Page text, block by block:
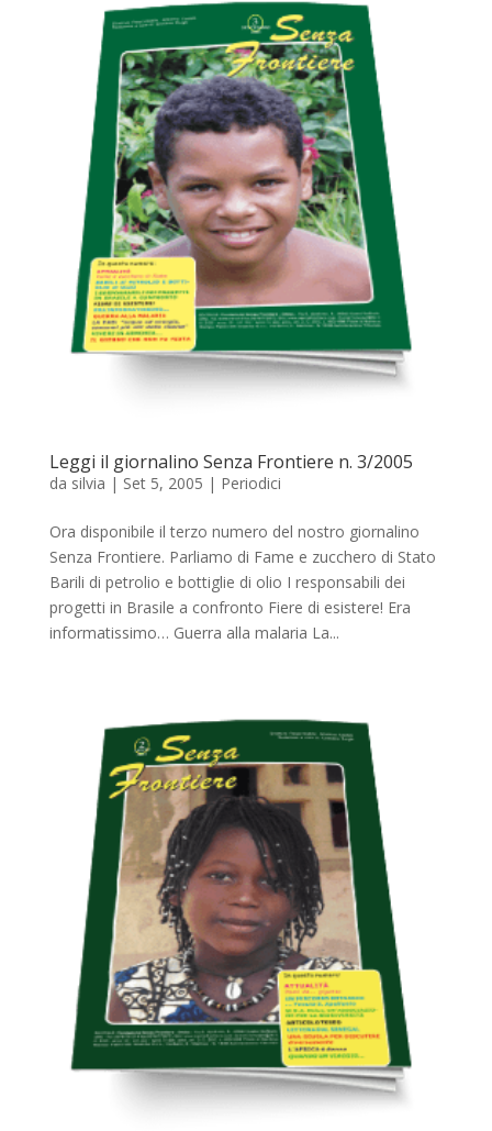
Leggi il giornalino Senza Frontiere n. 3/2005
da silvia | Set 5, 2005 | Periodici
Ora disponibile il terzo numero del nostro giornalino
Senza Frontiere. Parliamo di Fame e zucchero di Stato
Barili di petrolio e bottiglie di olio I responsabili dei
progetti in Brasile a confronto Fiere di esistere! Era
informatissimo… Guerra alla malaria La...